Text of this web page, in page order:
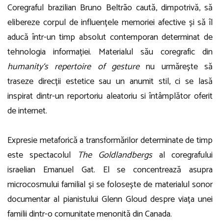
Coregraful brazilian Bruno Beltrão caută, dimpotrivă, să
elibereze corpul de influențele memoriei afective și să îl
aducă într-un timp absolut contemporan determinat de
tehnologia informației. Materialul său coregrafic din
humanity‘s repertoire of gesturenu urmărește să
traseze direcții estetice sau un anumit stil, ci se lasă
inspirat dintr-un reportoriu aleatoriu si întâmplător oferit
de internet.
Expresie metaforică a transformărilor determinate de timp
este spectacolul The Goldlandbergsal coregrafului
israelian Emanuel Gat. El se concentrează asupra
microcosmului familial și se folosește de materialul sonor
documentar al pianistului Glenn Gloud despre viața unei
familii dintr-o comunitate menonită din Canada.